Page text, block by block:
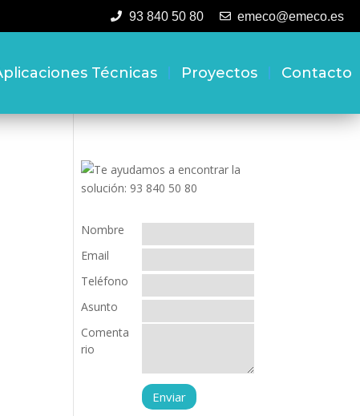
93 840 50 80 emeco@emeco.es
Técnicas Proyectos Contacto
Nombre
Email
Teléfono
Asunto
Comenta
rio